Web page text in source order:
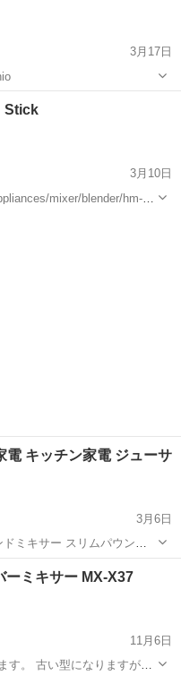
3月17日
3月10日
mixer/blender/hm-
電 キッチン家電 ジューサ
3月6日
ドケーキ型 18cm 高さ6cm
リギリまで使用の可能性
ーサー
ミキサー MX-X37
11月6日
す。 古い型になりますが使